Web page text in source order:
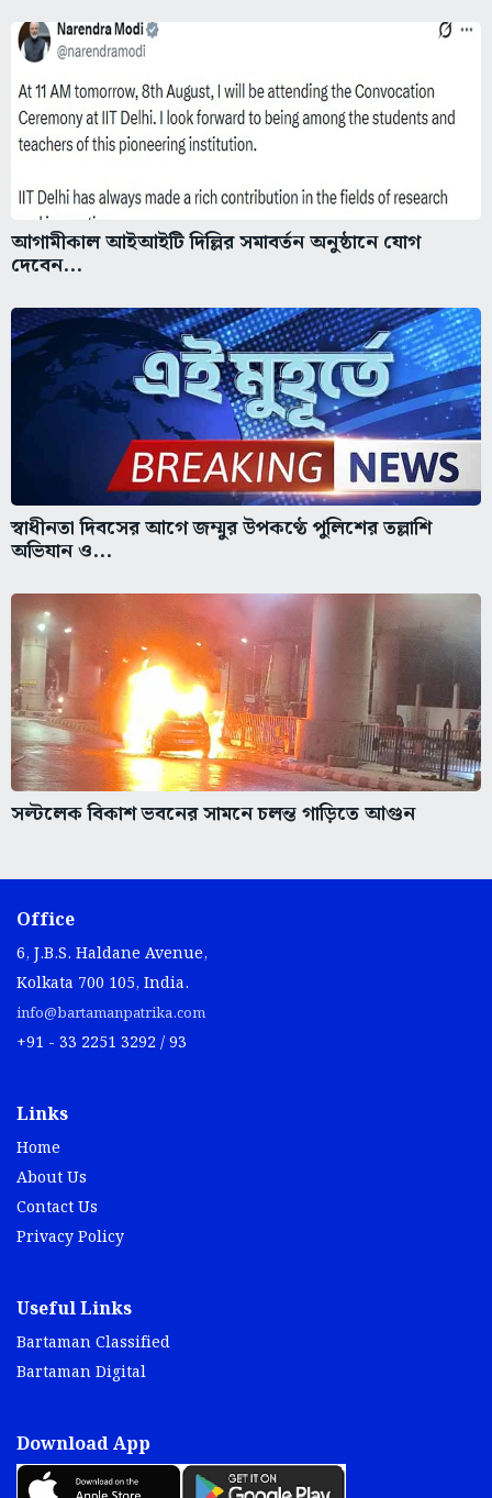
আগামীকাল আইআইটি দিল্লির সমাবর্তন অনুষ্ঠানে যোগ
দেবেন...
স্বাধীনতা দিবসের আগে জম্মুর উপকণ্ঠে পুলিশের তল্লাশি
অভিযান ও...
সল্টলেক বিকাশ ভবনের সামনে চলন্ত গাড়িতে আগুন
Office
6, J.B.S. Haldane Avenue,
Kolkata 700 105, India.
info@bartamanpatrika.com
+91 - 33 2251 3292 / 93
Links
Home
About Us
Contact Us
Privacy Policy
Useful Links
Bartaman Classified
Bartaman Digital
Download App